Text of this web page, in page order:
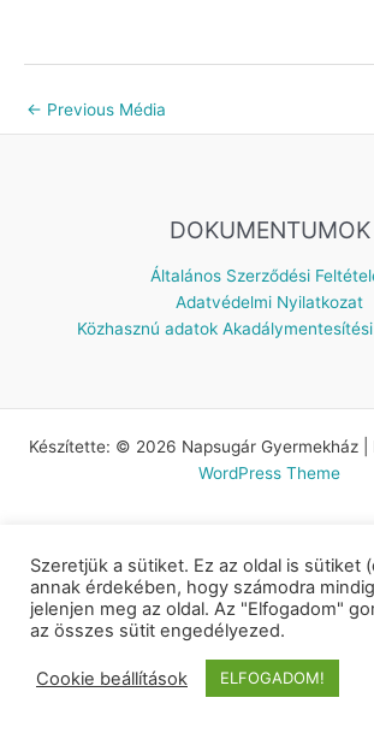
← Previous Média
DOKUMENTUMOK
Általános Szerződési
Adatvédelmi Nyilatkozat
Közhasznú adatok
Készítette: © 2026 Napsugár Gyermekház |
WordPress Theme
Szeretjük a sütiket. Ez az oldal is sütiket
annak érdekében, hogy számodra
jelenjen meg az oldal. Az "Elfogadom"
az összes sütit engedélyezed.
Cookie beállítások ELFOGADOM!